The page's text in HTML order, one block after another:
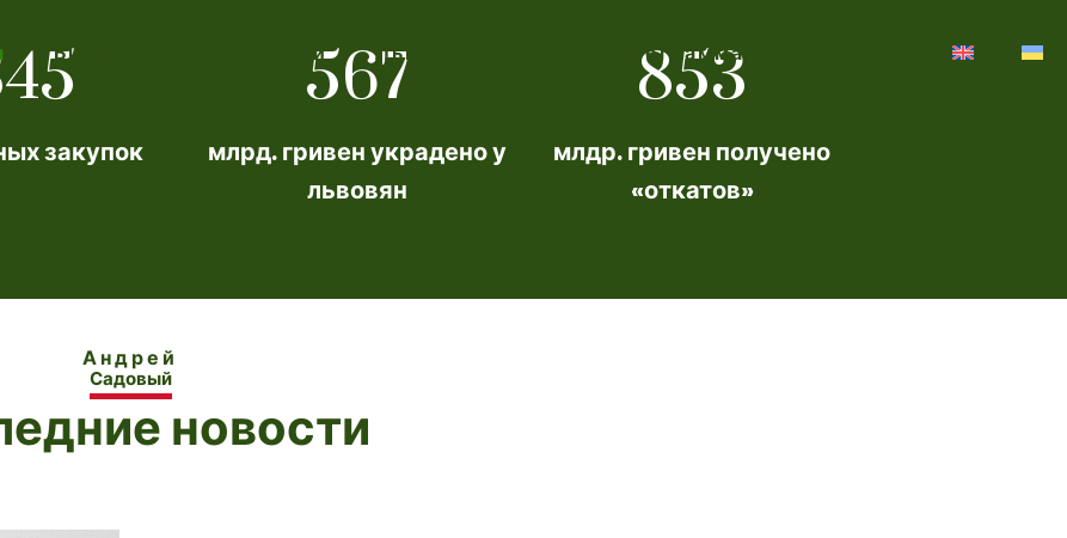
Биография Новости Львовяне пишут Программа
закупок
567
млрд. гривен украдено у
львовян
853
млдр. гривен получено
«откатов»
Андрей
Садовый
новости